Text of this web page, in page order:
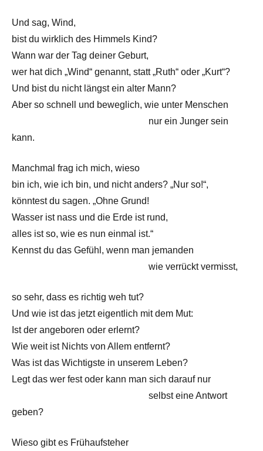
Und sag, Wind,
bist du wirklich des Himmels Kind?
Wann war der Tag deiner Geburt,
wer hat dich „Wind“ genannt, statt „Ruth“ oder „Kurt“?
Und bist du nicht längst ein alter Mann?
Aber so schnell und beweglich, wie unter Menschen
nur ein Junger sein
kann.
Manchmal frag ich mich, wieso
bin ich, wie ich bin, und nicht anders? „Nur so!“,
könntest du sagen. „Ohne Grund!
Wasser ist nass und die Erde ist rund,
alles ist so, wie es nun einmal ist.“
Kennst du das Gefühl, wenn man jemanden
wie verrückt vermisst,
so sehr, dass es richtig weh tut?
Und wie ist das jetzt eigentlich mit dem Mut:
Ist der angeboren oder erlernt?
Wie weit ist Nichts von Allem entfernt?
Was ist das Wichtigste in unserem Leben?
Legt das wer fest oder kann man sich darauf nur
selbst eine Antwort
geben?
Wieso gibt es Frühaufsteher